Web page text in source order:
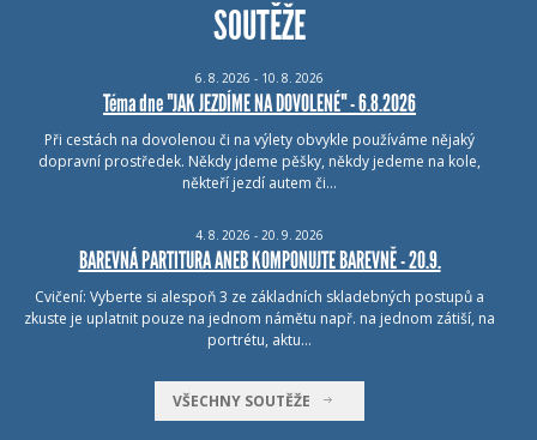
SOUTĚŽE
6. 8. 2026 - 10. 8. 2026
Téma dne "JAK JEZDÍME NA DOVOLENÉ" - 6.8.2026
Při cestách na dovolenou či na výlety obvykle používáme nějaký
dopravní prostředek. Někdy jdeme pěšky, někdy jedeme na kole,
někteří jezdí autem či…
4. 8. 2026 - 20. 9. 2026
BAREVNÁ PARTITURA ANEB KOMPONUJTE BAREVNĚ - 20.9.
Cvičení: Vyberte si alespoň 3 ze základních skladebných postupů a
zkuste je uplatnit pouze na jednom námětu např. na jednom zátiší, na
portrétu, aktu…
VŠECHNY SOUTĚŽE